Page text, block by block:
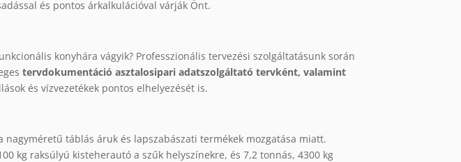
és pontos árkalkulációval várják Önt.
konyhára vágyik? Professzionális tervezési szolgáltatásunk során
tervdokumentáció asztalosipari adatszolgáltató tervként, valamint
és vízvezetékek pontos elhelyezését is.
nagyméretű táblás áruk és lapszabászati termékek mozgatása miatt.
kg raksúlyú kisteherautó a szűk helyszínekre, és 7,2 tonnás, 4300 kg